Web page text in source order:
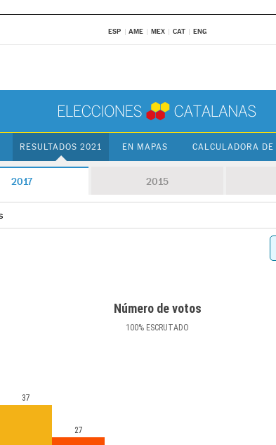
ESP AME MEX CAT ENG
RESULTADOS 2021 EN MAPAS CALCULADORA DE
2017 2015
Número de votos
100% ESCRUTADO
37
27